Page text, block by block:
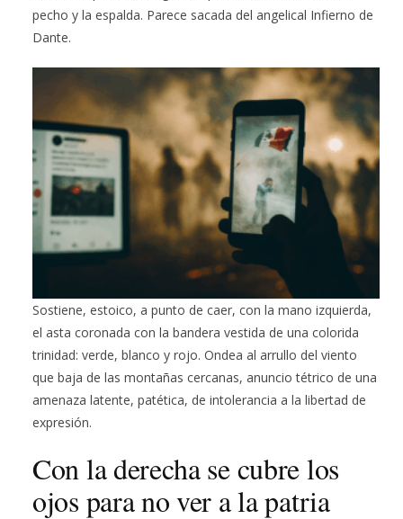
pecho y la espalda. Parece sacada del angelical Infierno de
Dante.
Sostiene, estoico, a punto de caer, con la mano izquierda,
el asta coronada con la bandera vestida de una colorida
trinidad: verde, blanco y rojo. Ondea al arrullo del viento
que baja de las montañas cercanas, anuncio tétrico de una
amenaza latente, patética, de intolerancia a la libertad de
expresión.
Con la derecha se cubre los
ojos para no ver a la patria